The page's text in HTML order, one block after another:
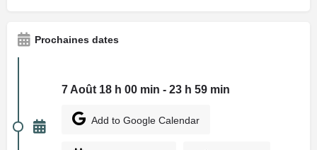
Prochaines dates
7 Août 18 h 00 min - 23 h 59 min
Add to Google Calendar